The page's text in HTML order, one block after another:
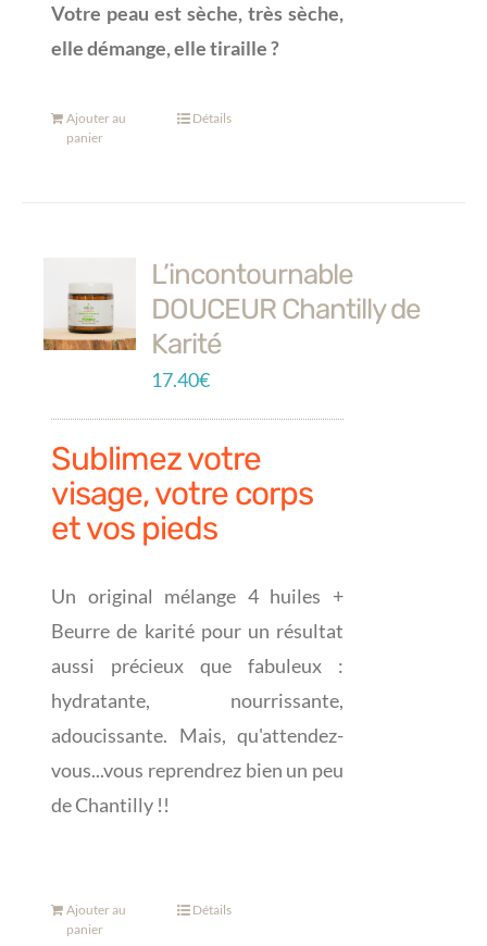
Votre peau est sèche, très sèche,
elle démange, elle tiraille ?
Ajouter au
panier
Détails
L’incontournable
DOUCEUR Chantilly de
Karité
17.40€
Sublimez votre
visage, votre corps
et vos pieds
Un original mélange 4 huiles +
Beurre de karité pour un résultat
aussi précieux que fabuleux :
hydratante, nourrissante,
adoucissante. Mais, qu'attendez-
vous...vous reprendrez bien un peu
de Chantilly !!
Ajouter au
panier
Détails